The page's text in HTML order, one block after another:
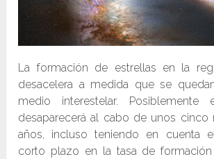
La formación de estrellas en la
desacelera a medida que se
medio interestelar. Posiblemente
desaparecerá al cabo de unos
años, incluso teniendo en cuenta
corto plazo en la tasa de